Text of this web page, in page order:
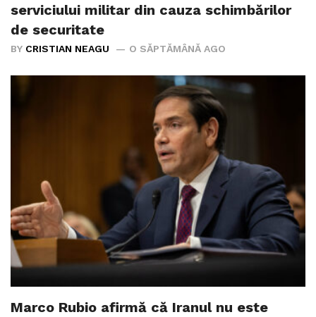
serviciului militar din cauza schimbărilor
de securitate
BY CRISTIAN NEAGU O SĂPTĂMÂNĂ AGO
Marco Rubio afirmă că Iranul nu este